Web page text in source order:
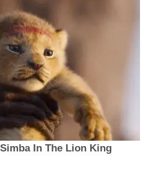
In The Lion King